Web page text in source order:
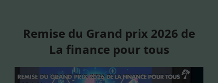
Remise du Grand prix 2026 de
La finance pour tous